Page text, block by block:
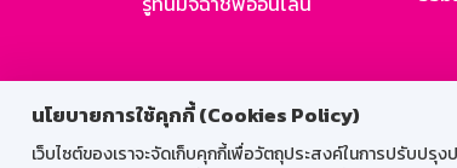
นโยบายการใช้คุกกี้ (Cookies Policy)
เว็บไซต์ของเราจะจัดเก็บคุกกี้เพื่อวัตถุประสงค์ในการปรับปรุ